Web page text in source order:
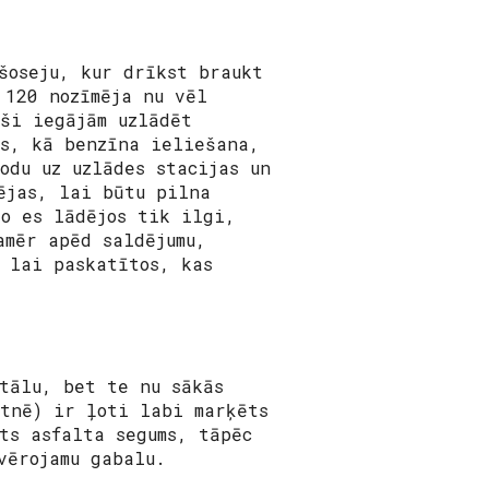
kur drīkst braukt
nozīmēja nu vēl
iegājām uzlādēt
kā benzīna ieliešana,
uz uzlādes stacijas un
lai būtu pilna
es lādējos tik ilgi,
apēd saldējumu,
lai paskatītos, kas
tālu, bet te nu sākās
ir ļoti labi marķēts
asfalta segums, tāpēc
gabalu.